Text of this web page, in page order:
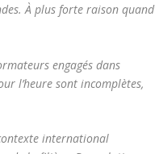
À plus forte raison quand
engagés dans
l’heure sont incomplètes,
international